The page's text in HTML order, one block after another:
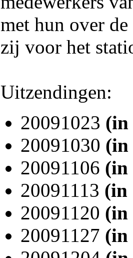
met hun over
zij voor het
Uitzendingen:
20091023 (in
20091030 (in
20091106 (in
20091113 (in
20091120 (in
20091127 (in